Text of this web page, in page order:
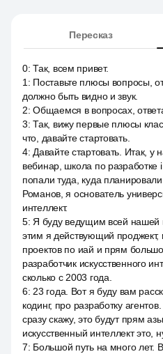
Пересказ
0:Так, всем привет.
1 : Поставьте плюсы вопросы,
должно быть видно и звук.
2:Общаемся в вопросах,
3:Так, вижу первые плюсы
что, давайте стартовать.
4: Давайте стартовать. Итак, у
вебинар, школа по разработке
попали туда, куда
Романов, я основатель
интеллект.
5: Я буду ведущим всей
этим я действующий
проектов по иай и прям
разработчик искусственного
сколько с 2003 года.
6: 23 года. Вот я буду вам
кодинг, про разработку
сразу скажу, это будут прям
искусственный интеллект это,
7: Большой путь на много лет.